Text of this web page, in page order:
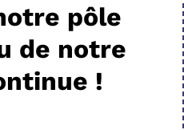
pôle
de notre
!